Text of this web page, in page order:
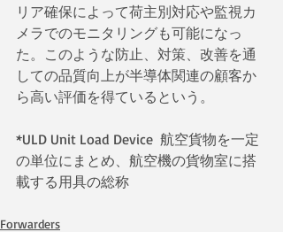
リア確保によって荷主別対応や監視カ
メラでのモニタリングも可能になっ
た。このような防止、対策、改善を通
しての品質向上が半導体関連の顧客か
ら高い評価を得ているという。
*ULD Unit Load Device  航空貨物を一定
の単位にまとめ、航空機の貨物室に搭
載する用具の総称
Forwarders